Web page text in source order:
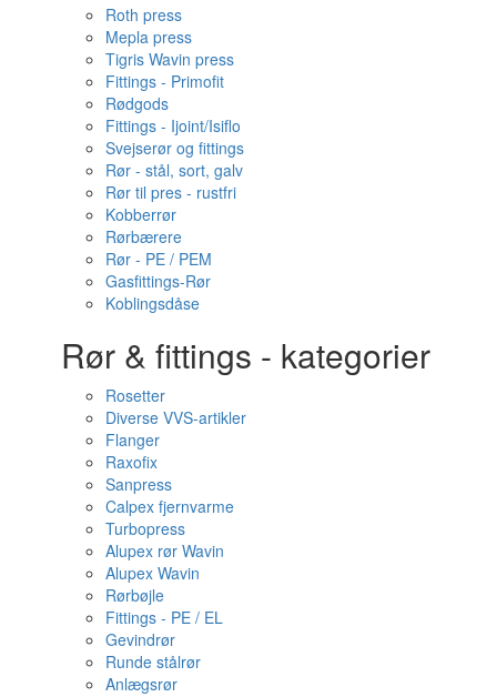
Roth press
Mepla press
Tigris Wavin press
Fittings - Primofit
Rødgods
Fittings - Ijoint/Isiflo
Svejserør og fittings
Rør - stål, sort, galv
Rør til pres - rustfri
Kobberrør
Rørbærere
Rør - PE / PEM
Gasfittings-Rør
Koblingsdåse
Rør & fittings - kategorier
Rosetter
Diverse VVS-artikler
Flanger
Raxofix
Sanpress
Calpex fjernvarme
Turbopress
Alupex rør Wavin
Alupex Wavin
Rørbøjle
Fittings - PE / EL
Gevindrør
Runde stålrør
Anlægsrør